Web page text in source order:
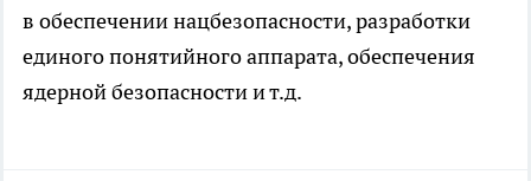
в обеспечении нацбезопасности, разработки
единого понятийного аппарата, обеспечения
ядерной безопасности и т.д.